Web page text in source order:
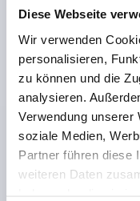
Diese Webseite
Wir verwenden
personalisieren,
zu können und die
analysieren.
Verwendung unserer
soziale Medien,
Partner führen diese
weiteren Daten
SURFACE DU CORPS
HAUTEUR=32
Référence:K0151.510
3,81 CHF
hors TVA
hors frais d’envoi
K0151 E